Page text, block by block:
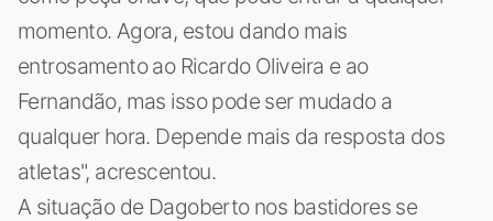
momento. Agora, estou dando mais
entrosamento ao Ricardo Oliveira e ao
Fernandão, mas isso pode ser mudado a
qualquer hora. Depende mais da resposta dos
atletas", acrescentou.
A situação de Dagoberto nos bastidores se